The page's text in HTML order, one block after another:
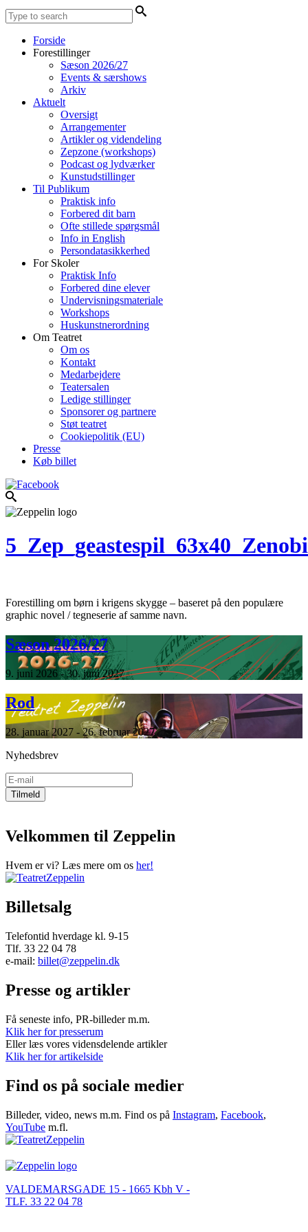
Forside
Forestillinger
Sæson 2026/27
Events & særshows
Arkiv
Aktuelt
Oversigt
Arrangementer
Artikler og videndeling
Zepzone (workshops)
Podcast og lydværker
Kunstudstillinger
Til Publikum
Praktisk info
Forbered dit barn
Ofte stillede spørgsmål
Info in English
Persondatasikkerhed
For Skoler
Praktisk Info
Forbered dine elever
Undervisningsmateriale
Workshops
Huskunstnerordning
Om Teatret
Om os
Kontakt
Medarbejdere
Teatersalen
Ledige stillinger
Sponsorer og partnere
Støt teatret
Cookiepolitik (EU)
Presse
Køb billet
Forestilling om børn i krigens skygge – baseret på den populære
graphic novel / tegneserie af samme navn.
Sæson 2026/27
9. juni 2026 - 30. juni 2027
Rod
28. januar 2027 - 26. februar 2027
Nyhedsbrev
Velkommen til Zeppelin
Hvem er vi? Læs mere om os her!
Billetsalg
Telefontid hverdage kl. 9-15
Tlf. 33 22 04 78
e-mail: billet@zeppelin.dk
Presse og artikler
Få seneste info, PR-billeder m.m.
Klik her for presserum
Eller læs vores vidensdelende artikler
Klik her for artikelside
Find os på sociale medier
Billeder, video, news m.m. Find os på Instagram, Facebook,
YouTube m.fl.
VALDEMARSGADE 15 - 1665 Kbh V -
TLF. 33 22 04 78